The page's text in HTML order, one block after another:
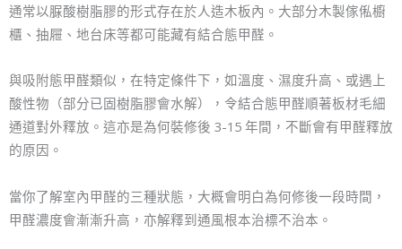
通常以脲酸樹脂膠的形式存在於人造木板內。大部分木製傢俬櫥
櫃、抽屜、地台床等都可能藏有結合態甲醛。
與吸附態甲醛類似，在特定條件下，如溫度、濕度升高、或遇上
酸性物（部分已固樹脂膠會水解），令結合態甲醛順著板材毛細
通道對外釋放。這亦是為何裝修後 3-15 年間，不斷會有甲醛釋放
的原因。
當你了解室內甲醛的三種狀態，大概會明白為何修後一段時間，
甲醛濃度會漸漸升高，亦解釋到通風根本治標不治本。